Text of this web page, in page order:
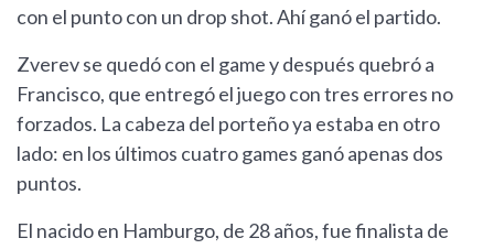
con el punto con un drop shot. Ahí ganó el partido.
Zverev se quedó con el game y después quebró a
Francisco, que entregó el juego con tres errores no
forzados. La cabeza del porteño ya estaba en otro
lado: en los últimos cuatro games ganó apenas dos
puntos.
El nacido en Hamburgo, de 28 años, fue finalista de